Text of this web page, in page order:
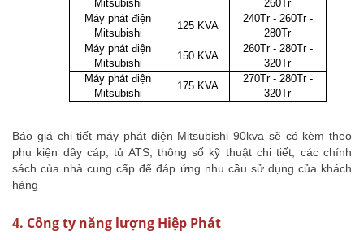
Mitsubishi
260Tr
Máy phát điện
Mitsubishi
125 KVA
240Tr - 260Tr -
280Tr
Máy phát điện
Mitsubishi
150 KVA
260Tr - 280Tr -
320Tr
Máy phát điện
Mitsubishi
175 KVA
270Tr - 280Tr -
320Tr
Báo giá chi tiết máy phát điện Mitsubishi 90kva sẽ có kèm theo
phụ kiện dây cáp, tủ ATS, thông số kỹ thuật chi tiết, các chính
sách của nhà cung cấp để đáp ứng nhu cầu sử dụng của khách
hàng
4. Công ty năng lượng Hiệp Phát